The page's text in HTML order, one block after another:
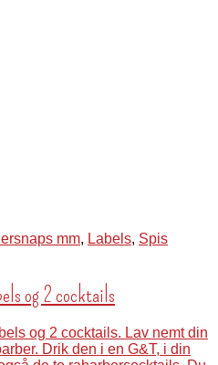
mm, Labels, Spis
og 2 cocktails